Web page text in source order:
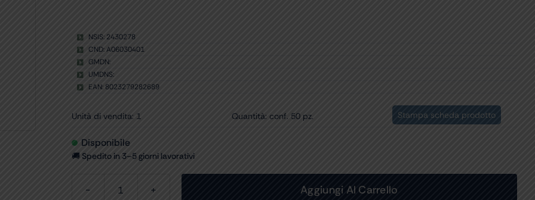
NSIS: 2430278
CND: A06030401
GMDN:
UMDNS:
EAN: 8023279282689
Unità di vendita: 1 Quantità: conf. 50 pz. Stampa scheda prodotto
Disponibile
🚚 Spedito in 3–5 giorni lavorativi
SACCA
Aggiungi Al Carrello